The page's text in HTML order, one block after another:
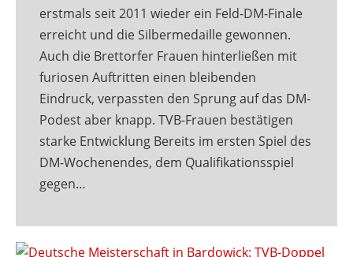
erstmals seit 2011 wieder ein Feld-DM-Finale
erreicht und die Silbermedaille gewonnen.
Auch die Brettorfer Frauen hinterließen mit
furiosen Auftritten einen bleibenden
Eindruck, verpassten den Sprung auf das DM-
Podest aber knapp. TVB-Frauen bestätigen
starke Entwicklung Bereits im ersten Spiel des
DM-Wochenendes, dem Qualifikationsspiel
gegen…